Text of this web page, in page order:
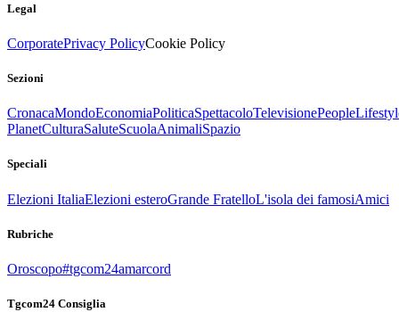
Legal
CorporatePrivacy PolicyCookie Policy
Sezioni
CronacaMondoEconomiaPoliticaSpettacoloTelevisionePeople
PlanetCulturaSaluteScuolaAnimaliSpazio
Speciali
Elezioni ItaliaElezioni esteroGrande FratelloL'isola dei famosiAmici
Rubriche
Oroscopo#tgcom24amarcord
Tgcom24 Consiglia